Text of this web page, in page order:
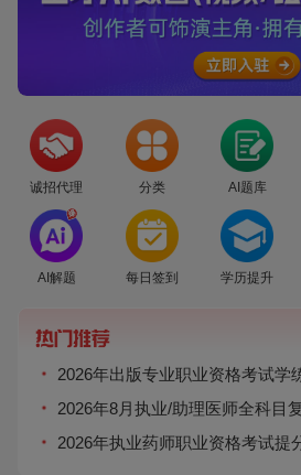
诚招代理 分类 AI题库
爆
AI解题 每日签到 学历提升
2026年出版专业职业资格考试学
2026年8月执业/助理医师全科目
2026年执业药师职业资格考试提